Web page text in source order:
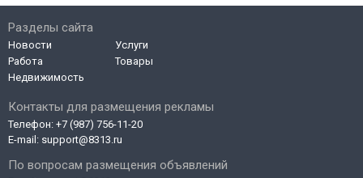
Контакты для размещения рекламы
Телефон: +7 (987) 756-11-20
E-mail: support@8313.ru
По вопросам размещения объявлений
Разделы сайта
Новости
Работа
Недвижимость
Услуги
Товары